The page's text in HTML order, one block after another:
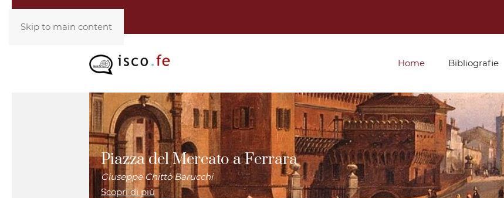
Skip to main content
Home Bibliografie
Piazza del Mercato a Ferrara
Giuseppe Chittò Barucchi
Scopri di più